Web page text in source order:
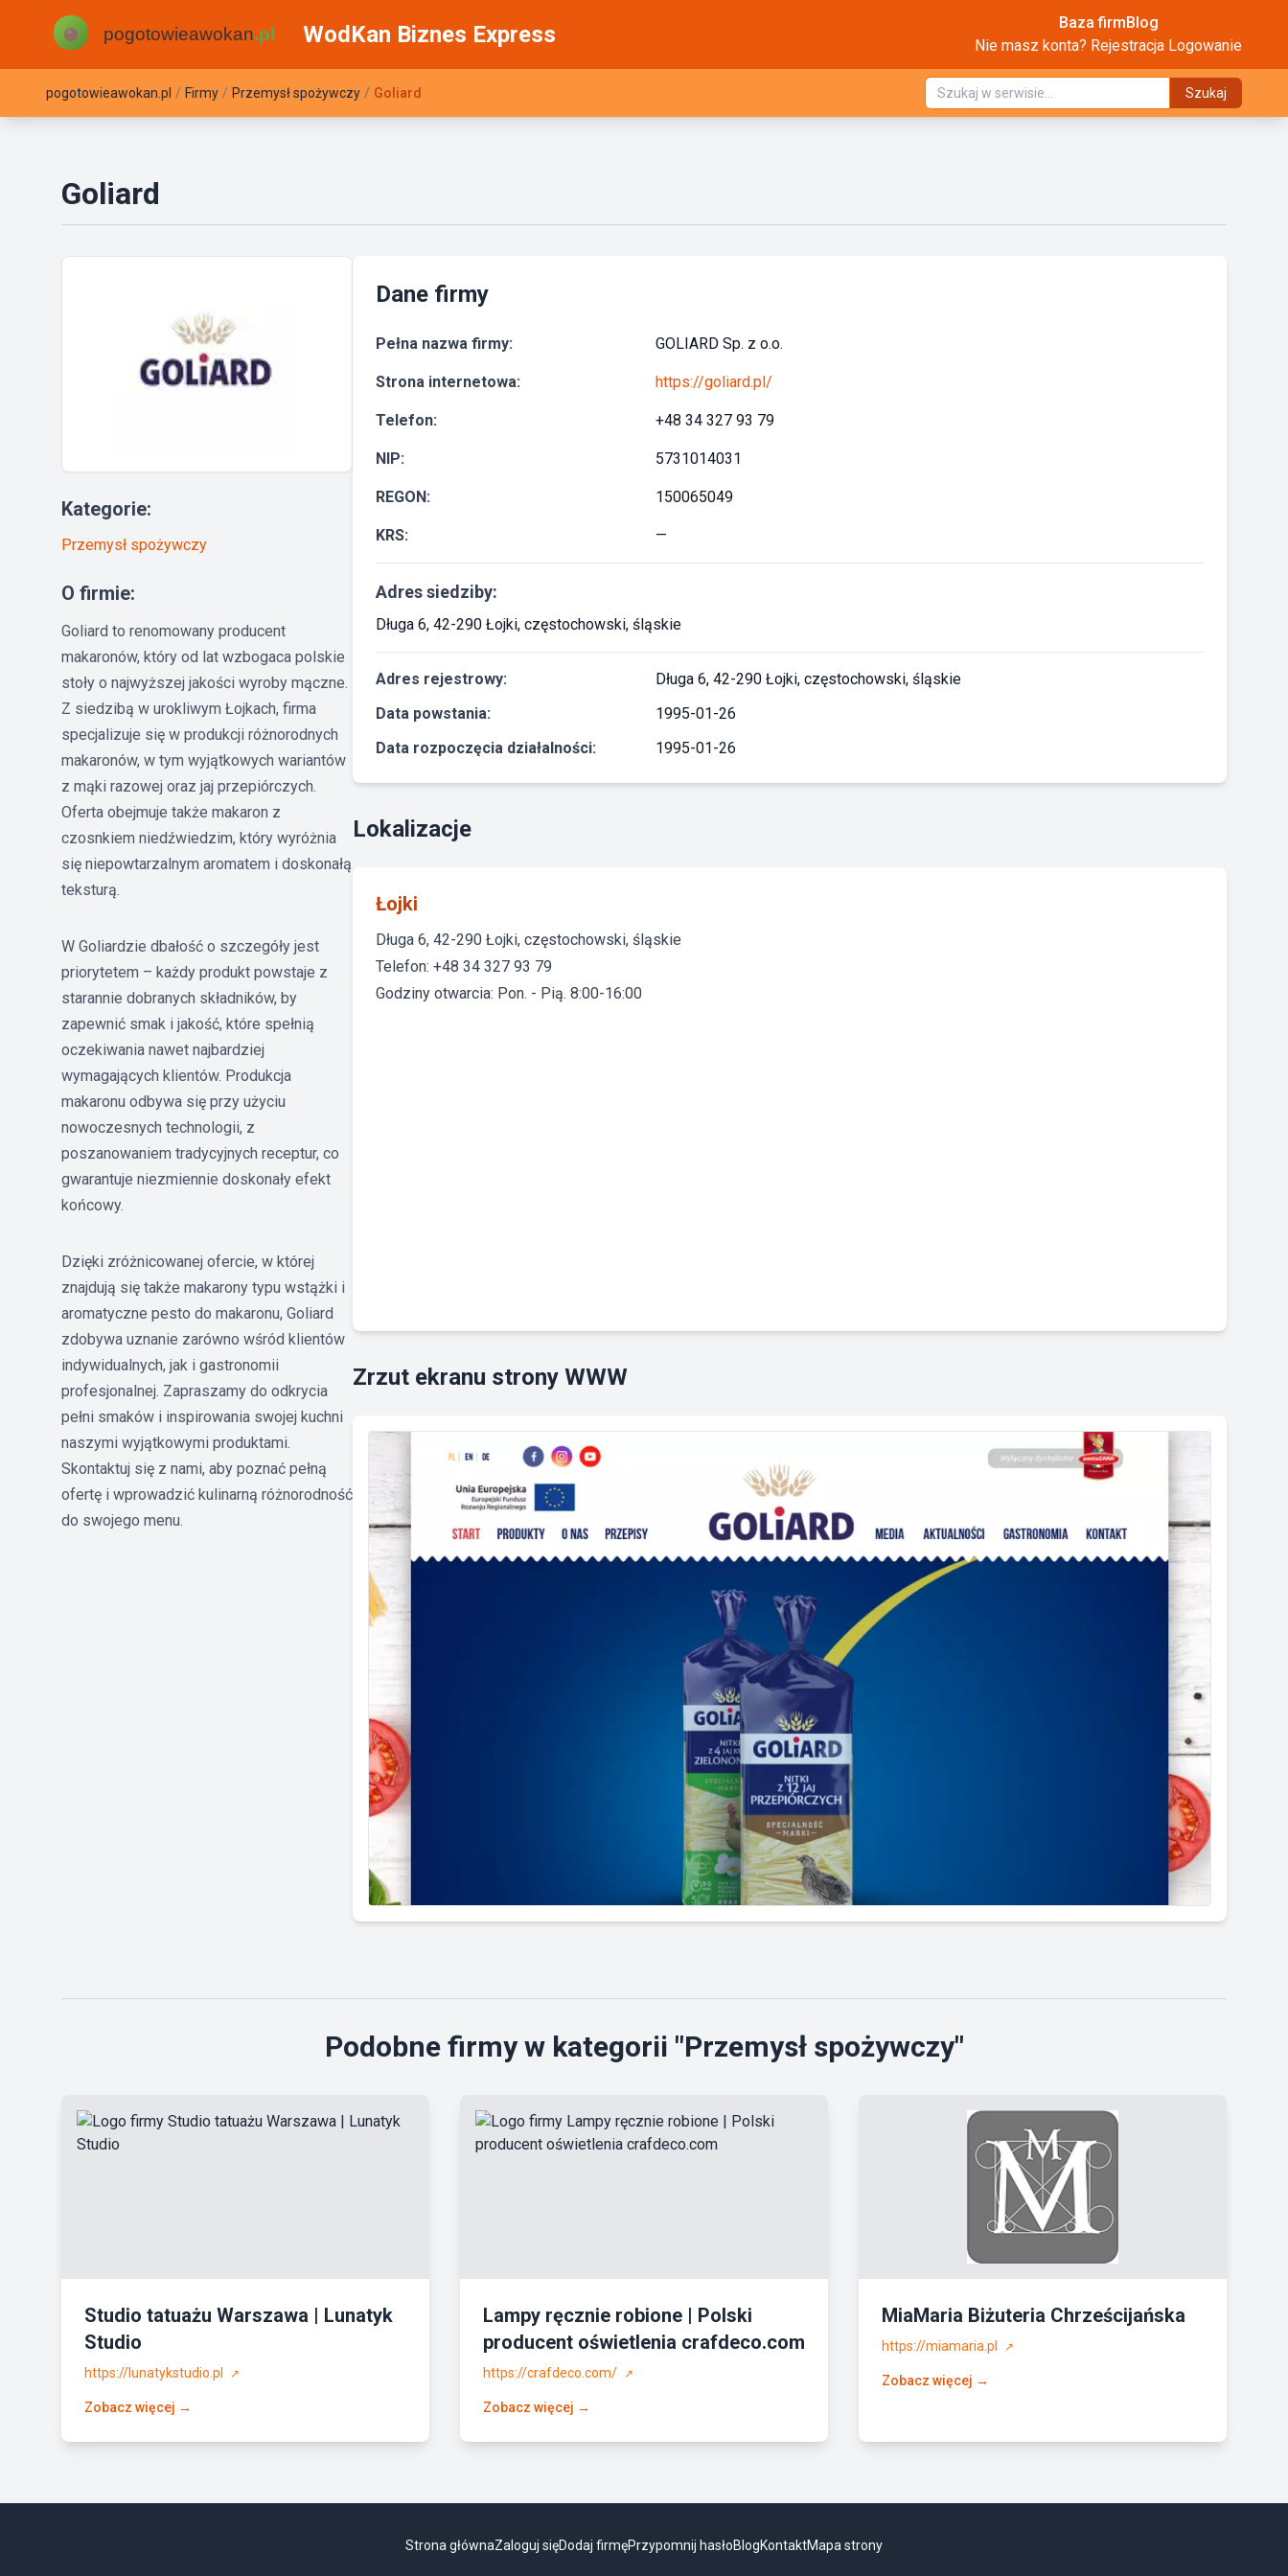
WodKan Biznes Express Baza firmBlog
Nie masz konta? Rejestracja Logowanie
pogotowieawokan.pl / Firmy / Przemysł spożywczy / Goliard Szukaj
Goliard
Kategorie:
Przemysł spożywczy
O firmie:
Goliard to renomowany producent
makaronów, który od lat wzbogaca polskie
stoły o najwyższej jakości wyroby mączne.
Z siedzibą w urokliwym Łojkach, firma
specjalizuje się w produkcji różnorodnych
makaronów, w tym wyjątkowych wariantów
z mąki razowej oraz jaj przepiórczych.
Oferta obejmuje także makaron z
czosnkiem niedźwiedzim, który wyróżnia
się niepowtarzalnym aromatem i doskonałą
teksturą.
W Goliardzie dbałość o szczegóły jest
priorytetem – każdy produkt powstaje z
starannie dobranych składników, by
zapewnić smak i jakość, które spełnią
oczekiwania nawet najbardziej
wymagających klientów. Produkcja
makaronu odbywa się przy użyciu
nowoczesnych technologii, z
poszanowaniem tradycyjnych receptur, co
gwarantuje niezmiennie doskonały efekt
końcowy.
Dzięki zróżnicowanej ofercie, w której
znajdują się także makarony typu wstążki i
aromatyczne pesto do makaronu, Goliard
zdobywa uznanie zarówno wśród klientów
indywidualnych, jak i gastronomii
profesjonalnej. Zapraszamy do odkrycia
pełni smaków i inspirowania swojej kuchni
naszymi wyjątkowymi produktami.
Skontaktuj się z nami, aby poznać pełną
ofertę i wprowadzić kulinarną różnorodność
do swojego menu.
Dane firmy
Pełna nazwa firmy: GOLIARD Sp. z o.o.
Strona internetowa: https://goliard.pl/
Telefon: +48 34 327 93 79
NIP: 5731014031
REGON: 150065049
KRS: —
Adres siedziby:
Długa 6, 42-290 Łojki, częstochowski, śląskie
Adres rejestrowy:
Długa 6, 42-290 Łojki, częstochowski, śląskie
Data powstania:
1995-01-26
Data rozpoczęcia działalności:
1995-01-26
Lokalizacje
Łojki
Długa 6, 42-290 Łojki, częstochowski, śląskie
Telefon: +48 34 327 93 79
Godziny otwarcia: Pon. - Pią. 8:00-16:00
Zrzut ekranu strony WWW
Podobne firmy w kategorii "Przemysł spożywczy"
Studio tatuażu Warszawa | Lunatyk
Studio
https://lunatykstudio.pl ↗
Zobacz więcej →
Lampy ręcznie robione | Polski
producent oświetlenia crafdeco.com
https://crafdeco.com/ ↗
Zobacz więcej →
MiaMaria Biżuteria Chrześcijańska
https://miamaria.pl ↗
Zobacz więcej →
Strona głównaZaloguj sięDodaj firmęPrzypomnij hasłoBlogKontaktMapa strony